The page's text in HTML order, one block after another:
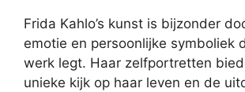
Frida Kahlo’s kunst is bijzonder
emotie en persoonlijke symboliek
werk legt. Haar zelfportretten
unieke kijk op haar leven en de